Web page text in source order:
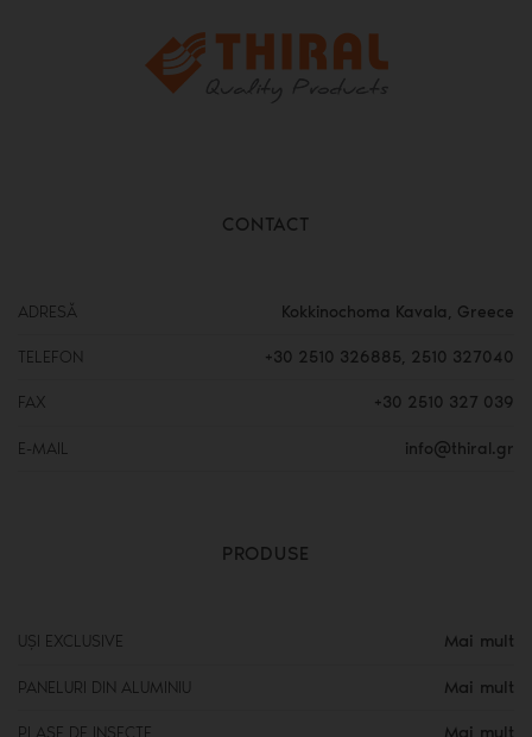
CONTACT
ADRESĂ Kokkinochoma Kavala, Greece
TELEFON +30 2510 326885, 2510 327040
FAX +30 2510 327 039
E-MAIL info@thiral.gr
PRODUSE
UȘI EXCLUSIVE Mai mult
PANELURI DIN ALUMINIU Mai mult
PLASE DE INSECTE Mai mult